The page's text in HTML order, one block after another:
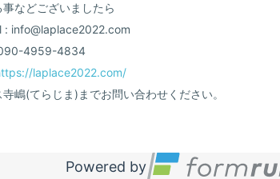
などございましたら
info@laplace2022.com
4959-4834
laplace2022.com/
嶋(てらじま)までお問い合わせください。
Powered by